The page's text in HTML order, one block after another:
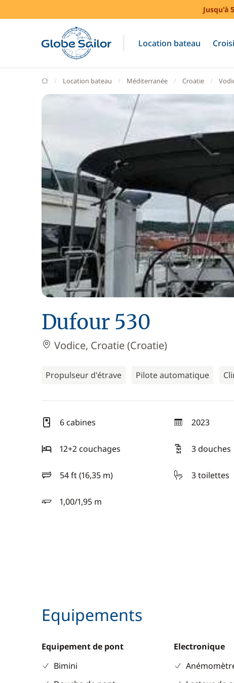
Jusqu'à
Location bateau
GlobeSailor
Location bateau Méditerranée Croatie
Dufour 530
Vodice, Croatie (Croatie)
Propulseur d'étrave Pilote automatique
6 cabines 2023
année
12+2 couchages
3 douches
54 ft (16,35 m)
longueur 3 toilettes
1,00/1,95 m
tirant d'eau
Equipements
Equipement de pont
Bimini
Electronique